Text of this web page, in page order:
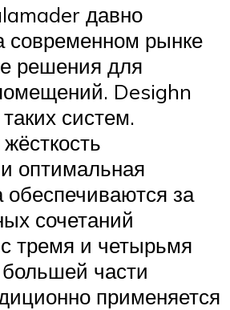
давно
современном рынке
решения для
Desighn
систем.
оптимальная
за
сочетаний
тремя и четырьмя
части
применяется